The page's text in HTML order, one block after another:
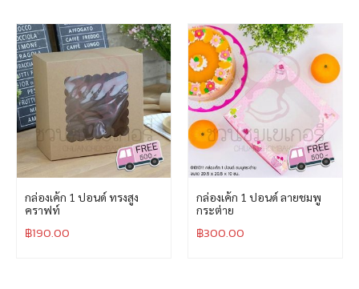
กล่องเค้ก 1 ปอนด์ ทรงสูง
คราฟท์
฿190.00
กล่องเค้ก 1 ปอนด์ ลายชมพู
กระต่าย
฿300.00